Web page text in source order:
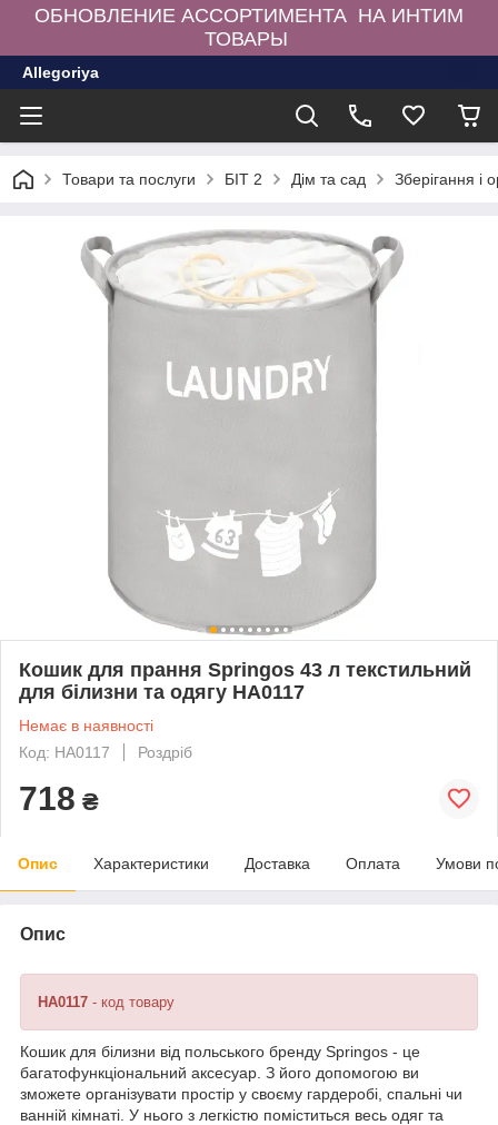
ОБНОВЛЕНИЕ АССОРТИМЕНТА НА ИНТИМ
ТОВАРЫ
Allegoriya
Товари та послуги БІТ 2 Дім та сад Зберігання і
Кошик для прання Springos 43 л текстильний
для білизни та одягу HA0117
Немає в наявності
Код: HA0117
Роздріб
718 ₴
Опис Характеристики Доставка Оплата Умови
Опис
HA0117 - код товару
Кошик для білизни від польського бренду Springos - це
багатофункціональний аксесуар. З його допомогою ви
зможете організувати простір у своєму гардеробі, спальні чи
ванній кімнаті. У нього з легкістю поміститься весь одяг та